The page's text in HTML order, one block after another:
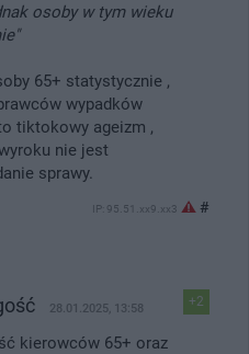
osoby w tym wieku
65+ statystycznie ,
wypadków
tiktokowy ageizm ,
nie jest
sprawy.
IP: 95.51.xx9.xx3 #
+2
28.01.2025, 13:58
kierowców 65+ oraz